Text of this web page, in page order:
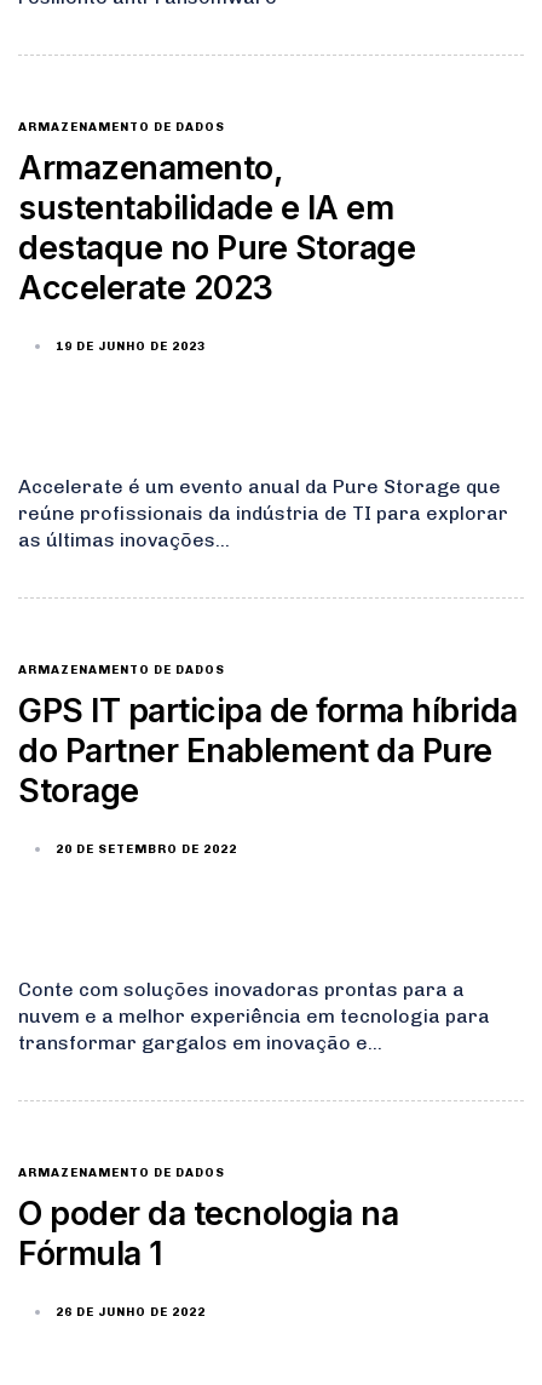
ARMAZENAMENTO DE DADOS
Armazenamento,
sustentabilidade e IA em
destaque no Pure Storage
Accelerate 2023
19 DE JUNHO DE 2023
Accelerate é um evento anual da Pure Storage que
reúne profissionais da indústria de TI para explorar
as últimas inovações…
ARMAZENAMENTO DE DADOS
GPS IT participa de forma híbrida
do Partner Enablement da Pure
Storage
20 DE SETEMBRO DE 2022
Conte com soluções inovadoras prontas para a
nuvem e a melhor experiência em tecnologia para
transformar gargalos em inovação e…
ARMAZENAMENTO DE DADOS
O poder da tecnologia na
Fórmula 1
26 DE JUNHO DE 2022